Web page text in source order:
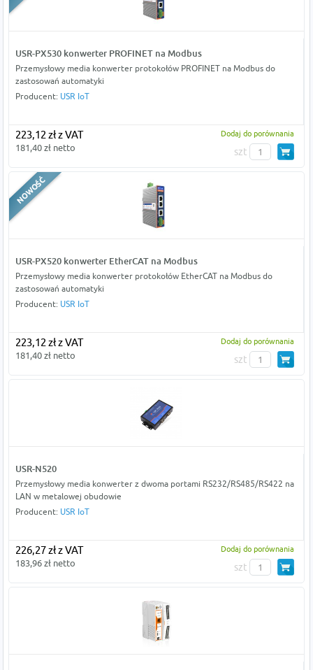
USR-PX530 konwerter PROFINET na Modbus
Przemysłowy media konwerter protokołów PROFINET na Modbus do
zastosowań automatyki
Producent: USR IoT
223,12 zł z VAT
181,40 zł netto
Dodaj do porównania
szt
USR-PX520 konwerter EtherCAT na Modbus
Przemysłowy media konwerter protokołów EtherCAT na Modbus do
zastosowań automatyki
Producent: USR IoT
223,12 zł z VAT
181,40 zł netto
Dodaj do porównania
szt
USR-N520
Przemysłowy media konwerter z dwoma portami RS232/RS485/RS422 na
LAN w metalowej obudowie
Producent: USR IoT
226,27 zł z VAT
183,96 zł netto
Dodaj do porównania
szt